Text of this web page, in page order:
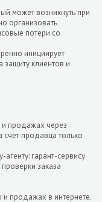
может возникнуть при
организовать
потери со
инициирует
защиту клиентов и
и продажах через
продавца только
гарант-сервису
заказа
продажах в интернете.